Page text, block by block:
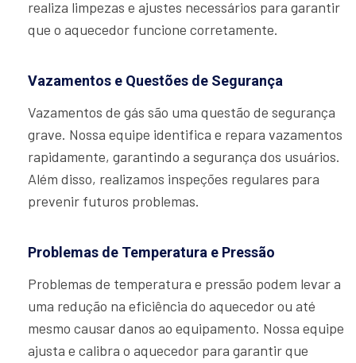
realiza limpezas e ajustes necessários para garantir
que o aquecedor funcione corretamente.
Vazamentos e Questões de Segurança
Vazamentos de gás são uma questão de segurança
grave. Nossa equipe identifica e repara vazamentos
rapidamente, garantindo a segurança dos usuários.
Além disso, realizamos inspeções regulares para
prevenir futuros problemas.
Problemas de Temperatura e Pressão
Problemas de temperatura e pressão podem levar a
uma redução na eficiência do aquecedor ou até
mesmo causar danos ao equipamento. Nossa equipe
ajusta e calibra o aquecedor para garantir que